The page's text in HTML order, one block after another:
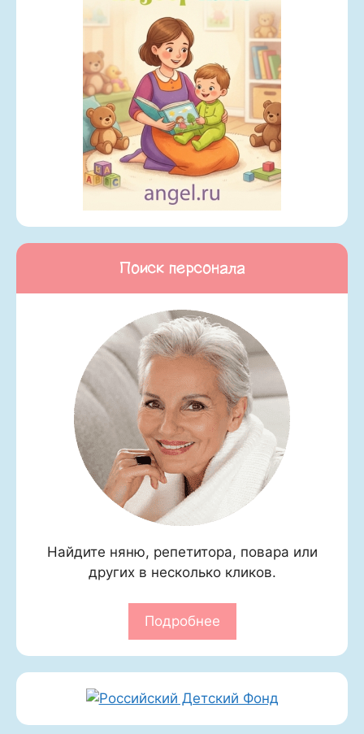
Поиск персонала
Найдите няню, репетитора, повара или
других в несколько кликов.
Подробнее